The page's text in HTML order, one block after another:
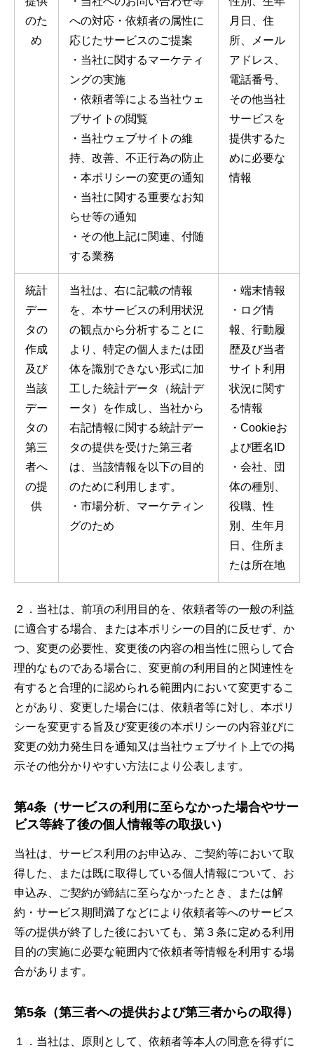
のた
め
への対応・依頼者の属性に
応じたサービスのご提案
・当社に関するマーケティ
ングの実施
・依頼者等による当社ウェ
ブサイトの閲覧
・当社ウェブサイトの維
持、改善、不正行為の防止
・本ポリシーの変更の通知
・当社に関する重要なお知
らせ等の通知
・その他上記に関連、付随
する業務
月日、住
所、メール
アドレス、
電話番号、
その他当社
サービスを
提供するた
めに必要な
情報
統計
デー
タの
作成
及び
当該
デー
タの
第三
者へ
の提
供
当社は、右に記載の情報
を、本サービスの利用状況
の観点から分析することに
より、特定の個人または団
体を識別できない形式に加
工した統計データ（統計デ
ータ）を作成し、当社から
右記情報に関する統計デー
タの提供を受けた第三者
は、当該情報を以下の目的
のために利用します。
・市場分析、マーケティン
グのため
・端末情報
・ログ情
報、行動履
歴及び当者
サイト利用
状況に関す
る情報
・Cookieお
よび匿名ID
・会社、団
体の種別、
役職、性
別、生年月
日、住所ま
たは所在地
２．当社は、前項の利用目的を、依頼者等の一般の利益
に適合する場合、または本ポリシーの目的に反せず、か
つ、変更の必要性、変更後の内容の相当性に照らして合
理的なものである場合に、変更前の利用目的と関連性を
有すると合理的に認められる範囲内において変更するこ
とがあり、変更した場合には、依頼者等に対し、本ポリ
シーを変更する旨及び変更後の本ポリシーの内容並びに
変更の効力発生日を通知又は当社ウェブサイト上での掲
示その他分かりやすい方法により公表します。
第4条（サービスの利用に至らなかった場合やサー
ビス等終了後の個人情報等の取扱い）
当社は、サービス利用のお申込み、ご契約等において取
得した、または既に取得している個人情報について、お
申込み、ご契約が締結に至らなかったとき、または解
約・サービス期間満了などにより依頼者等へのサービス
等の提供が終了した後においても、第３条に定める利用
目的の実施に必要な範囲内で依頼者等情報を利用する場
合があります。
第5条（第三者への提供および第三者からの取得）
１．当社は、原則として、依頼者等本人の同意を得ずに